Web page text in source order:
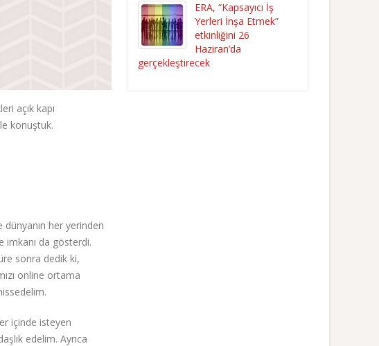
açık kapı
konuştuk.
her yerinden
imkanı da gösterdi.
sonra dedik ki,
online ortama
içinde isteyen
edelim. Ayrıca
ERA, “Kapsayıcı İş
Yerleri İnşa Etmek”
etkinliğini 26
Haziran’da
gerçekleştirecek